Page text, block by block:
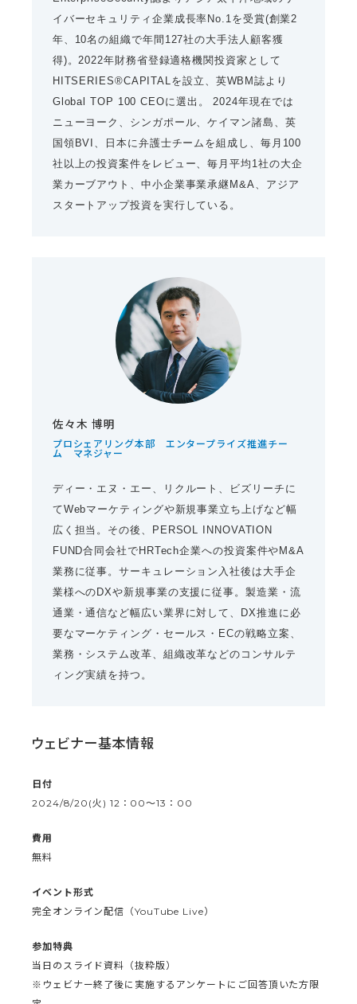
イバーセキュリティ企業成長率No.1を受賞(創業2
年、10名の組織で年間127社の大手法人顧客獲
得)。2022年財務省登録適格機関投資家として
HITSERIES®︎CAPITALを設立、英WBM誌より
Global TOP 100 CEOに選出。 2024年現在では
ニューヨーク、シンガポール、ケイマン諸島、英
国領BVI、日本に弁護士チームを組成し、毎月100
社以上の投資案件をレビュー、毎月平均1社の大企
業カーブアウト、中小企業事業承継M&A、アジア
スタートアップ投資を実行している。
佐々木 博明
プロシェアリング本部 エンタープライズ推進チー
ム マネジャー
ディー・エヌ・エー、リクルート、ビズリーチに
てWebマーケティングや新規事業立ち上げなど幅
広く担当。その後、PERSOL INNOVATION
FUND合同会社でHRTech企業への投資案件やM&A
業務に従事。サーキュレーション入社後は大手企
業様へのDXや新規事業の支援に従事。製造業・流
通業・通信など幅広い業界に対して、DX推進に必
要なマーケティング・セールス・ECの戦略立案、
業務・システム改革、組織改革などのコンサルテ
ィング実績を持つ。
ウェビナー基本情報
日付
2024/8/20(火) 12：00〜13：00
費用
無料
イベント形式
完全オンライン配信（YouTube Live）
参加特典
当日のスライド資料（抜粋版）
※ウェビナー終了後に実施するアンケートにご回答頂いた方限